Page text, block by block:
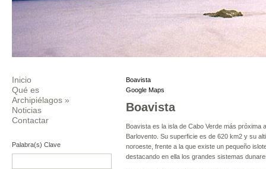
Inicio
Qué es
Archipiélagos »
Noticias
Contactar
Palabra(s) Clave
Boavista
Google Maps
Boavista
Boavista es la isla de Cabo Verde más
Barlovento. Su superficie es de 620 km2 y su
noroeste, frente a la que existe un pequeño
destacando en ella los grandes sistemas